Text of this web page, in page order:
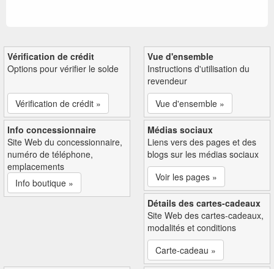
Vérification de crédit
Options pour vérifier le solde
Vérification de crédit »
Vue d'ensemble
Instructions d'utilisation du
revendeur
Vue d'ensemble »
Info concessionnaire
Site Web du concessionnaire,
numéro de téléphone,
emplacements
Info boutique »
Médias sociaux
Liens vers des pages et des
blogs sur les médias sociaux
Voir les pages »
Détails des cartes-cadeaux
Site Web des cartes-cadeaux,
modalités et conditions
Carte-cadeau »